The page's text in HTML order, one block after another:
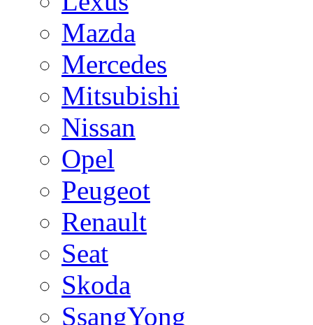
Mazda
Mercedes
Mitsubishi
Nissan
Opel
Peugeot
Renault
Seat
Skoda
SsangYong